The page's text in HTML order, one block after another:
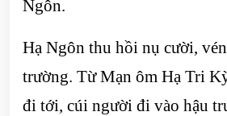
Ngôn.
Hạ Ngôn thu hồi nụ cười,
trường. Từ Mạn ôm Hạ Tri
đi tới, cúi người đi vào hậu